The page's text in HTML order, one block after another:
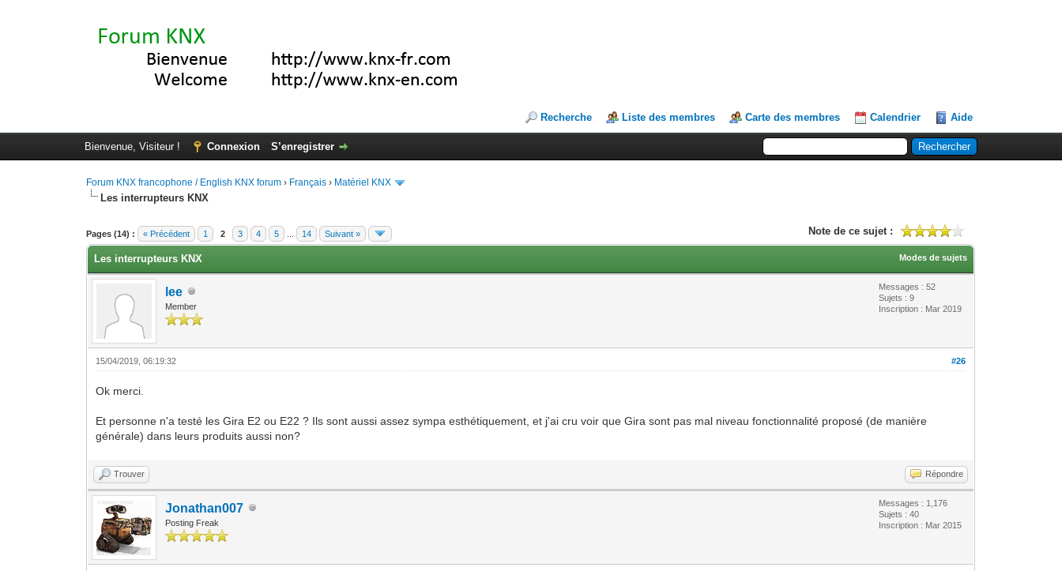
Recherche Liste des membres Carte des membres Calendrier Aide
Bienvenue, Visiteur ! Connexion S’enregistrer
Forum KNX francophone / English KNX forum › Français › Matériel KNX
Les interrupteurs KNX
Pages (14) : « Précédent 1 2 3 4 5 14 Suivant » Note de ce sujet :
Moyenne : 4.2 (5 vote(s))
1
2
3
4
5
Modes de sujets
Les interrupteurs KNX
lee
Member
Messages : 52
Sujets : 9
Inscription : Mar 2019
#26
15/04/2019, 06:19:32
Ok merci.
Et personne n'a testé les Gira E2 ou E22 ? Ils sont aussi assez sympa esthétiquement, et j'ai cru voir que Gira sont pas mal niveau fonctionnalité proposé (de manière
générale) dans leurs produits aussi non?
Trouver Répondre
Jonathan007
Posting Freak
Messages : 1,176
Sujets : 40
Inscription : Mar 2015